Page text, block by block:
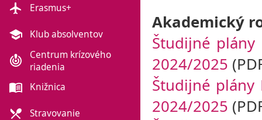
Akademický
Študijné plány
2024/2025
Študijné plány
2024/2025
flight Erasmus+
school Klub absolventov
crisis_alert
Centrum krízového
riadenia
menu_book Knižnica
local_dining Stravovanie